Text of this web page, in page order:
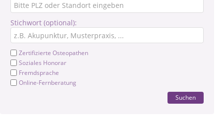
Stichwort (optional):
Zertifizierte Osteopathen
Soziales Honorar
Fremdsprache
Online-Fernberatung
Suchen